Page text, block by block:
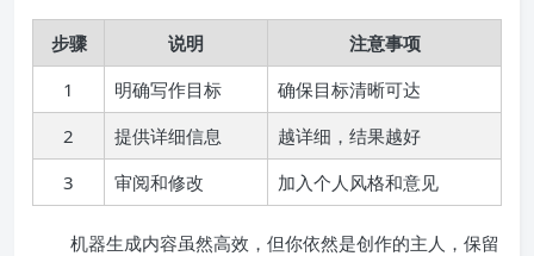
步骤 说明
注意事项
1
明确写作目标
确保目标清晰可达
2
提供详细信息
越详细，结果越好
3
审阅和修改 加入个人风格和意见
机器生成内容虽然高效，但你依然是创作的主人，保留